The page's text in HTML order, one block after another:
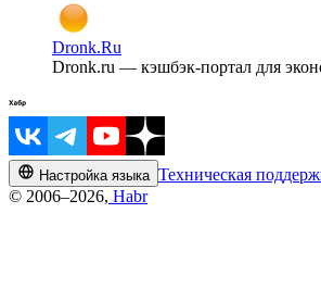
Dronk.Ru
Dronk.ru — кэшбэк-портал для
Настройка языка Техническая
© 2006–2026, Habr